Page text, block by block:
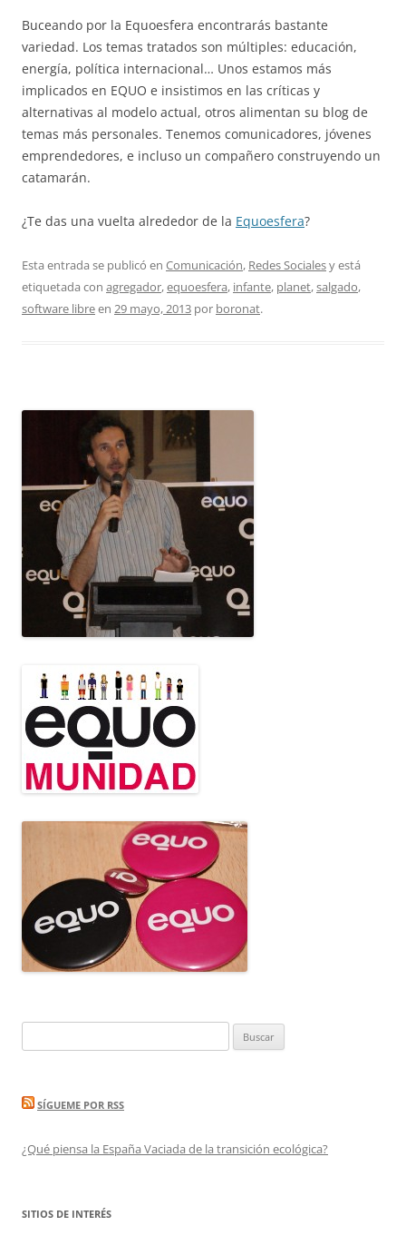
Buceando por la Equoesfera encontrarás bastante
variedad. Los temas tratados son múltiples: educación,
energía, política internacional… Unos estamos más
implicados en EQUO e insistimos en las críticas y
alternativas al modelo actual, otros alimentan su blog de
temas más personales. Tenemos comunicadores, jóvenes
emprendedores, e incluso un compañero construyendo un
catamarán.
¿Te das una vuelta alrededor de la Equoesfera?
Esta entrada se publicó en Comunicación, Redes Socialesy está
etiquetada con agregador,equoesfera, infante, planet,salgado,
software libreen 29 mayo, 2013 por boronat.
SÍGUEME POR RSS
¿Qué piensa la España Vaciada de la transición ecológica?
SITIOS DE INTERÉS